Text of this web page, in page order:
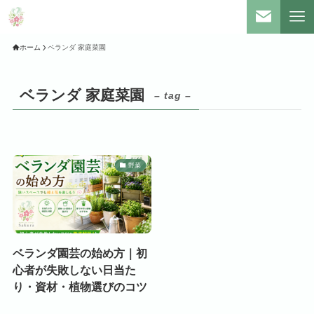
ホーム ベランダ 家庭菜園
ベランダ 家庭菜園 – tag –
野菜
ベランダ園芸の始め方｜初
心者が失敗しない日当た
り・資材・植物選びのコツ